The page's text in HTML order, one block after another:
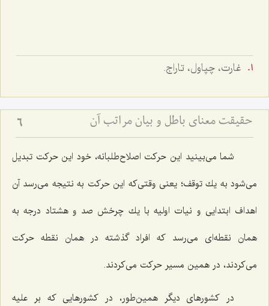
غارت، چپاول، تاراج.
حقیقت معنای باطل و بیان مراتب آن 6
شما می‌بینید این حركت اصلاح‌طلبانه، خود این حركت تبدیل
می‌شود به یك توقف؛ یعنی وقتی‌كه این حركت به نتیجه می‌رسد آن
اهداف ابتدایی و نیات اولیه با یك چرخش صد و هشتاد درجه به
همان نقطه‌ای می‌رسد كه افراد گذشته در همان نقطه حركت
می‌كردند، در همین مسیر حركت می‌كردند.
در كشورهای دیگر همین‌طور، در كشورهایی كه بر علیه